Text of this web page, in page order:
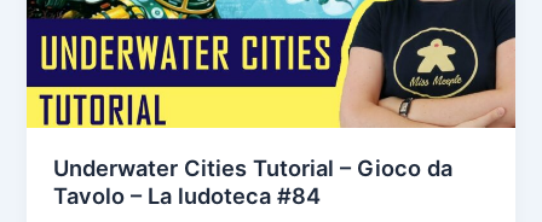
Underwater Cities Tutorial – Gioco da
Tavolo – La ludoteca #84